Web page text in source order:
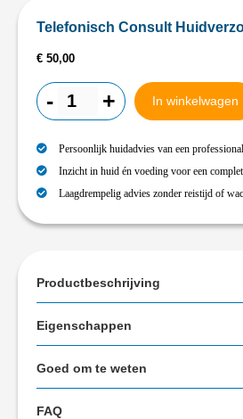
Telefonisch Consult
€ 50,00
- + In winkelwagen
Persoonlijk huidadvies van een
Inzicht in huid én voeding voor een
Laagdrempelig advies zonder reistijd of
Productbeschrijving
Eigenschappen
Goed om te weten
FAQ